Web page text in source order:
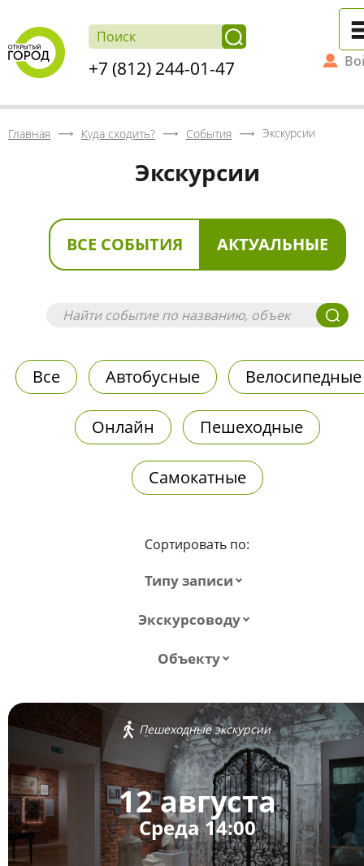
+7 (812) 244-01-47
Главная Куда сходить? События Экскурсии
Экскурсии
ВСЕ СОБЫТИЯ АКТУАЛЬНЫЕ
Все Автобусные Велосипедные
Онлайн Пешеходные
Самокатные
Сортировать по:
Типу записи
Экскурсоводу
Объекту
Пешеходные экскурсии
12 августа
Среда 14:00